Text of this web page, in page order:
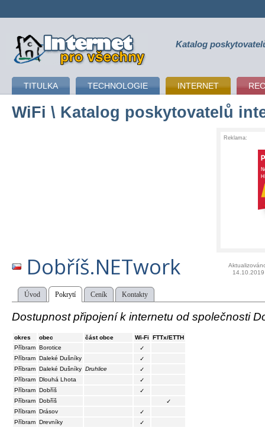
připojení k internetu Katalog
TITULKA TECHNOLOGIE INTERNET
WiFi \ Katalog poskytovatelů
Reklama:
Dobříš.NETwork
14.10.2019
Úvod Pokrytí Ceník Kontakty
Dostupnost připojení k internetu od společnosti
okres obec část obce Wi-Fi
FTTx/ETTH
Příbram Borotice
✓
Příbram Daleké Dušníky
✓
Příbram Daleké Dušníky Druhlice
✓
Příbram Dlouhá Lhota
✓
Příbram Dobříš
✓
Příbram Dobříš
✓
Příbram Drásov
✓
Příbram Drevníky
✓